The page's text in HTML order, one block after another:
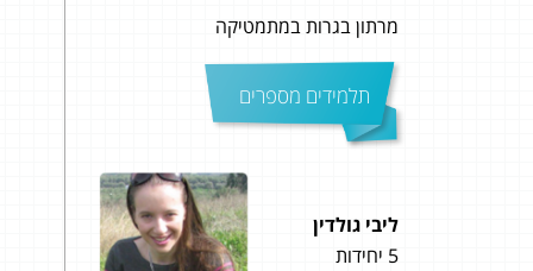
מרתון בגרות במתמטיקה
תלמידים מספרים
שי קרחי
4 יחידות